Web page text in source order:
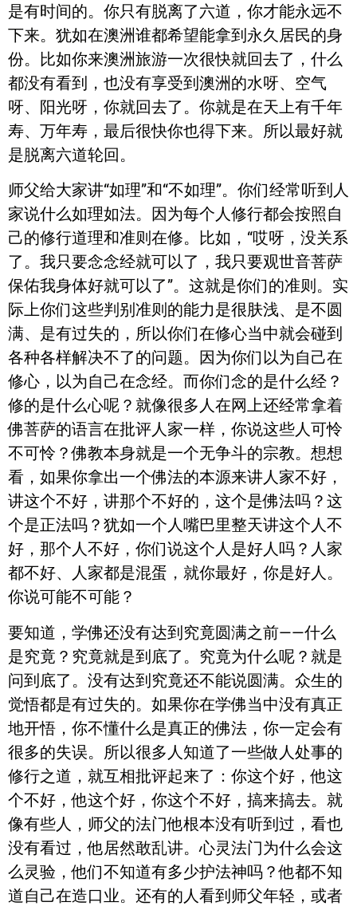
是有时间的。你只有脱离了六道，你才能永远不
下来。犹如在澳洲谁都希望能拿到永久居民的身
份。比如你来澳洲旅游一次很快就回去了，什么
都没有看到，也没有享受到澳洲的水呀、空气
呀、阳光呀，你就回去了。你就是在天上有千年
寿、万年寿，最后很快你也得下来。所以最好就
是脱离六道轮回。
师父给大家讲“如理”和“不如理”。你们经常听到人
家说什么如理如法。因为每个人修行都会按照自
己的修行道理和准则在修。比如，“哎呀，没关系
了。我只要念念经就可以了，我只要观世音菩萨
保佑我身体好就可以了”。这就是你们的准则。实
际上你们这些判别准则的能力是很肤浅、是不圆
满、是有过失的，所以你们在修心当中就会碰到
各种各样解决不了的问题。因为你们以为自己在
修心，以为自己在念经。而你们念的是什么经？
修的是什么心呢？就像很多人在网上还经常拿着
佛菩萨的语言在批评人家一样，你说这些人可怜
不可怜？佛教本身就是一个无争斗的宗教。想想
看，如果你拿出一个佛法的本源来讲人家不好，
讲这个不好，讲那个不好的，这个是佛法吗？这
个是正法吗？犹如一个人嘴巴里整天讲这个人不
好，那个人不好，你们说这个人是好人吗？人家
都不好、人家都是混蛋，就你最好，你是好人。
你说可能不可能？
要知道，学佛还没有达到究竟圆满之前——什么
是究竟？究竟就是到底了。究竟为什么呢？就是
问到底了。没有达到究竟还不能说圆满。众生的
觉悟都是有过失的。如果你在学佛当中没有真正
地开悟，你不懂什么是真正的佛法，你一定会有
很多的失误。所以很多人知道了一些做人处事的
修行之道，就互相批评起来了：你这个好，他这
个不好，他这个好，你这个不好，搞来搞去。就
像有些人，师父的法门他根本没有听到过，看也
没有看过，他居然敢乱讲。心灵法门为什么会这
么灵验，他们不知道有多少护法神吗？他都不知
道自己在造口业。还有的人看到师父年轻，或者